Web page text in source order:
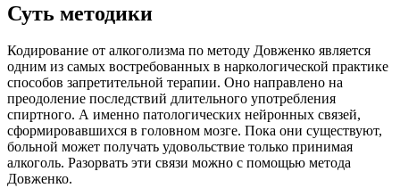
Суть методики
Кодирование от алкоголизма по методу Довженко является
одним из самых востребованных в наркологической практике
способов запретительной терапии. Оно направлено на
преодоление последствий длительного употребления
спиртного. А именно патологических нейронных связей,
сформировавшихся в головном мозге. Пока они существуют,
больной может получать удовольствие только принимая
алкоголь. Разорвать эти связи можно с помощью метода
Довженко.